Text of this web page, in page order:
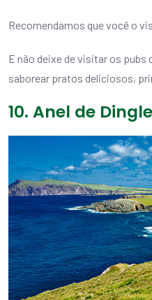
Recomendamos que você o
E não deixe de visitar os pubs
saborear pratos deliciosos,
10. Anel de Dingle